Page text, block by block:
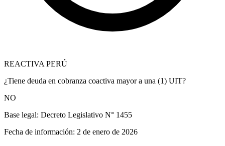
REACTIVA PERÚ
¿Tiene deuda en cobranza coactiva mayor a una (1) UIT?
NO
Base legal: Decreto Legislativo N° 1455
Fecha de información: 2 de enero de 2026